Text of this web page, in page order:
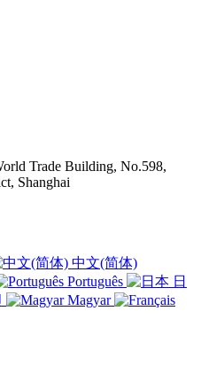
Trade Building, No.598,
Shanghai
中文(简体)
Português
日
Magyar